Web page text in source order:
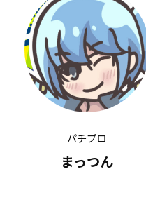
パチプロ
まっつん